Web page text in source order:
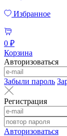
Избранное
0 ₽
Корзина
Авторизоваться
Забыли пароль
Регистрация
Авторизоваться